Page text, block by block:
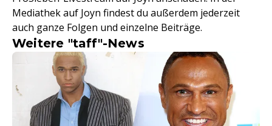
Mediathek auf Joyn findest du außerdem jederzeit
auch ganze Folgen und einzelne Beiträge.
Weitere "taff"-News